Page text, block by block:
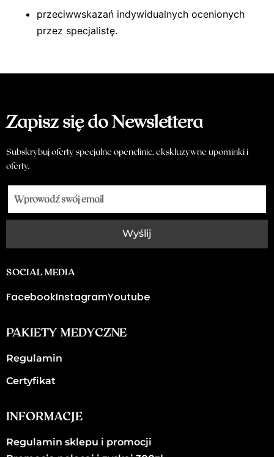
przeciwwskazań indywidualnych ocenionych
przez specjalistę.
Zapisz się do Newslettera
Subskrybuj oferty specjalne openclinic, ekskluzywne upominki i
oferty.
Wyślij
SOCIAL MEDIA
FacebookInstagramYoutube
PAKIETY MEDYCZNE
Regulamin
Certyfikat
INFORMACJE
Regulamin sklepu i promocji